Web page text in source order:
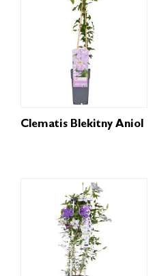
Clematis Blekitny Aniol